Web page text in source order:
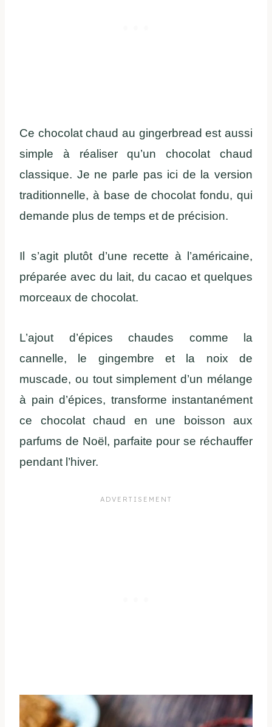
Ce chocolat chaud au gingerbread est aussi
simple à réaliser qu’un chocolat chaud
classique. Je ne parle pas ici de la version
traditionnelle, à base de chocolat fondu, qui
demande plus de temps et de précision.
Il s’agit plutôt d’une recette à l’américaine,
préparée avec du lait, du cacao et quelques
morceaux de chocolat.
L’ajout d’épices chaudes comme la
cannelle, le gingembre et la noix de
muscade, ou tout simplement d’un mélange
à pain d’épices, transforme instantanément
ce chocolat chaud en une boisson aux
parfums de Noël, parfaite pour se réchauffer
pendant l’hiver.